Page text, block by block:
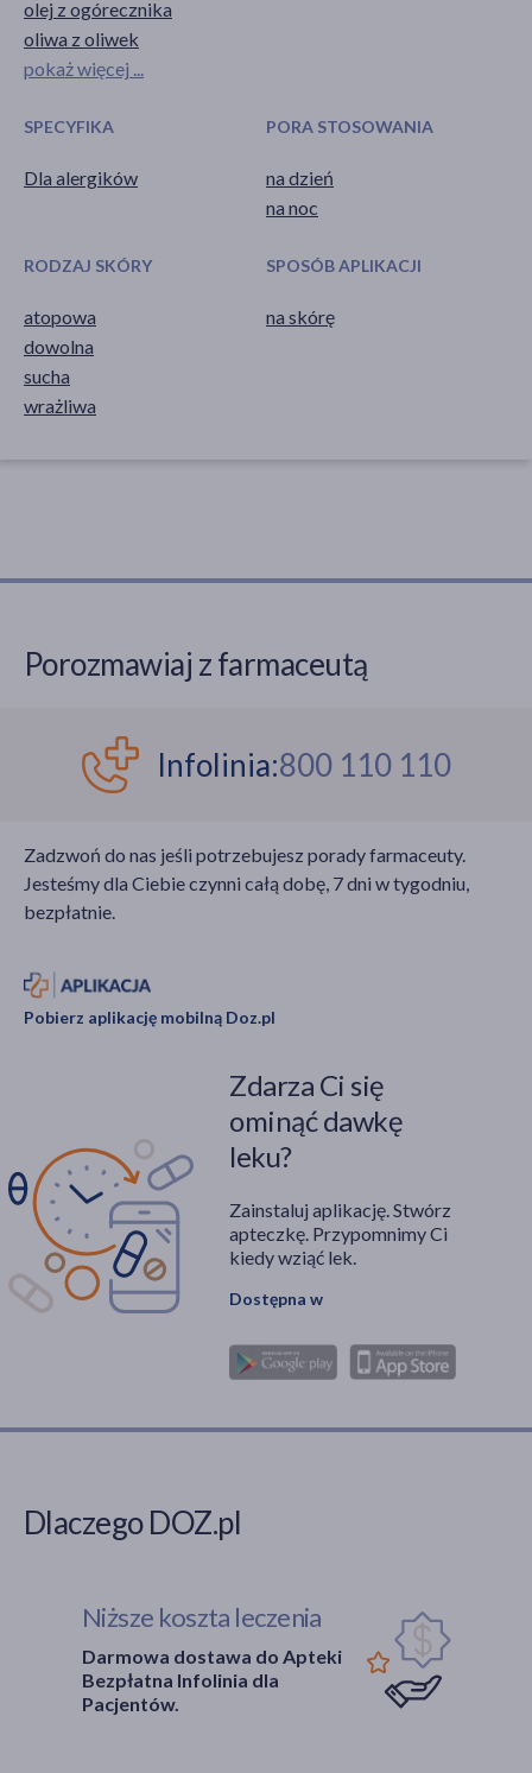
olej z ogórecznika
oliwa z oliwek
pokaż więcej ...
SPECYFIKA
Dla alergików
PORA STOSOWANIA
na dzień
na noc
RODZAJ SKÓRY
atopowa
dowolna
sucha
wrażliwa
SPOSÓB APLIKACJI
na skórę
Porozmawiaj z farmaceutą
Infolinia:800 110 110
Zadzwoń do nas jeśli potrzebujesz porady farmaceuty.
Jesteśmy dla Ciebie czynni całą dobę, 7 dni w tygodniu,
bezpłatnie.
Pobierz aplikację mobilną Doz.pl
Zdarza Ci się
ominąć dawkę
leku?
Zainstaluj aplikację. Stwórz
apteczkę. Przypomnimy Ci
kiedy wziąć lek.
Dostępna w
Dlaczego DOZ.pl
Niższe koszta leczenia
Darmowa dostawa do Apteki
Bezpłatna Infolinia dla
Pacjentów.